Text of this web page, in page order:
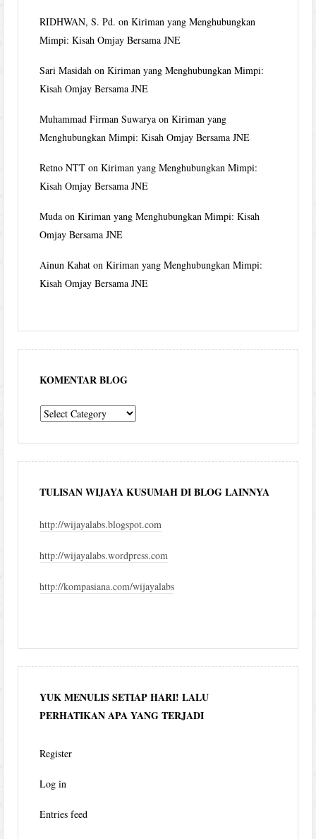
RIDHWAN, S. Pd. onKiriman yang Menghubungkan
Mimpi: Kisah Omjay Bersama JNE
Sari Masidah onKiriman yang Menghubungkan Mimpi:
Kisah Omjay Bersama JNE
Muhammad Firman Suwarya onKiriman yang
Menghubungkan Mimpi: Kisah Omjay Bersama JNE
Retno NTT onKiriman yang Menghubungkan Mimpi:
Kisah Omjay Bersama JNE
Muda onKiriman yang Menghubungkan Mimpi: Kisah
Omjay Bersama JNE
Ainun Kahat onKiriman yang Menghubungkan Mimpi:
Kisah Omjay Bersama JNE
KOMENTAR BLOG
komentar
TULISAN WIJAYA KUSUMAH DI BLOG LAINNYA
http://wijayalabs.blogspot.com
http://wijayalabs.wordpress.com
http://kompasiana.com/wijayalabs
YUK MENULIS SETIAP HARI! LALU
PERHATIKAN APA YANG TERJADI
Register
Log in
Entries feed